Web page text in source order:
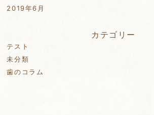
2019年6月
カテゴリー
テスト
未分類
歯のコラム